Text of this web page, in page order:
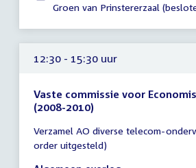
Groen van Prinstererzaal
12:30 - 15:30 uur
Vaste commissie voor
(2008-2010)
vergadering
12:30
-
Verzamel AO diverse telecom-
order uitgesteld)